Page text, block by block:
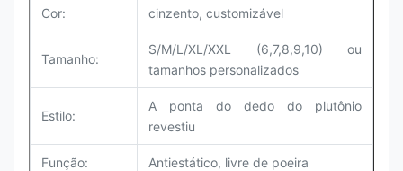
Cor: cinzento, customizável
Tamanho:
S/M/L/XL/XXL (6,7,8,9,10) ou
tamanhos personalizados
Estilo:
A ponta do dedo do plutônio
revestiu
Função: Antiestático, livre de poeira